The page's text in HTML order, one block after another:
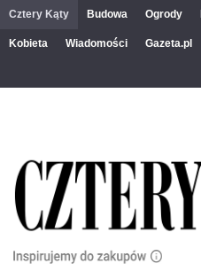
Cztery Kąty Budowa Ogrody
Kobieta Wiadomości Gazeta.pl